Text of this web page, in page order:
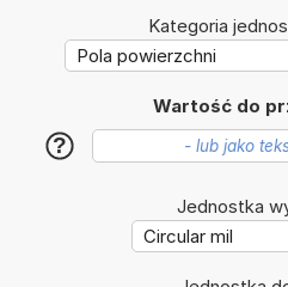
Kategoria
Wartość do
?
Jednostka